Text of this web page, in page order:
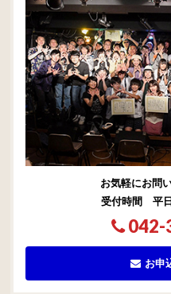
お気軽にお問
受付時間 平
042-
お申